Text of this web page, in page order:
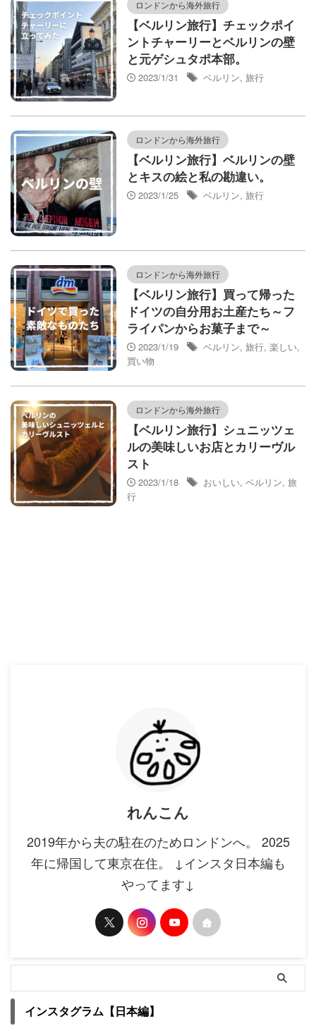
ロンドンから海外旅行
【ベルリン旅行】チェックポイ
ントチャーリーとベルリンの壁
と元ゲシュタポ本部。
2023/1/31
ベルリン, 旅行
ロンドンから海外旅行
【ベルリン旅行】ベルリンの壁
とキスの絵と私の勘違い。
2023/1/25
ベルリン, 旅行
ロンドンから海外旅行
【ベルリン旅行】買って帰った
ドイツの自分用お土産たち～フ
ライパンからお菓子まで～
2023/1/19
ベルリン, 旅行, 楽しい,
買い物
ロンドンから海外旅行
【ベルリン旅行】シュニッツェ
ルの美味しいお店とカリーヴル
スト
2023/1/18
おいしい, ベルリン, 旅
行
れんこん
2019年から夫の駐在のためロンドンへ。 2025
年に帰国して東京在住。 ↓インスタ日本編も
やってます↓
インスタグラム【日本編】